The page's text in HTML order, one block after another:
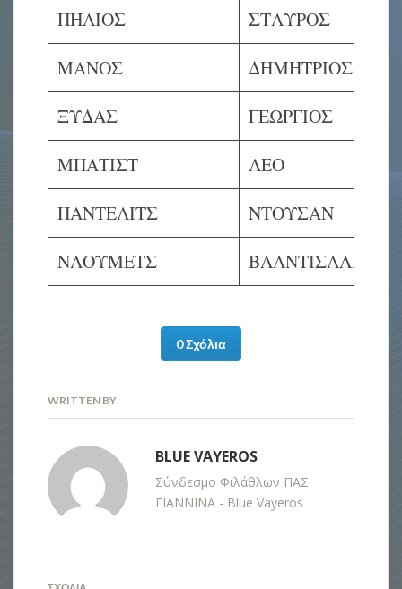
ΠΗΛΙΟΣ
ΣΤΑΥΡΟΣ
ΜΑΝΟΣ
ΔΗΜΗΤΡΙΟΣ
ΞΥΔΑΣ
ΓΕΩΡΓΙΟΣ
ΜΠΑΤΙΣΤ
ΛΕΟ
ΠΑΝΤΕΛΙΤΣ
ΝΤΟΥΣΑΝ
ΝΑΟΥΜΕΤΣ
ΒΛΑΝΤΙΣΛΑΒ
0 Σχόλια
WRITTEN BY
BLUE VAYEROS
Σύνδεσμο Φιλάθλων ΠΑΣ
ΓΙΑΝΝΙΝΑ - Blue Vayeros